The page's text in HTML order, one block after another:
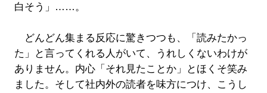
白そう」……。
どんどん集まる反応に驚きつつも、「読みたかっ
た」と言ってくれる人がいて、うれしくないわけが
ありません。内心「それ見たことか」とほくそ笑み
ました。そして社内外の読者を味方につけ、こうし